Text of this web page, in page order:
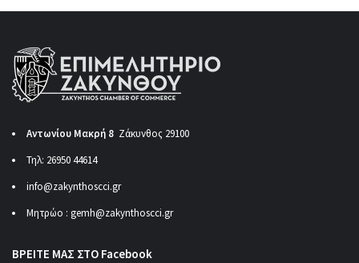
Αντωνίου Μακρή 8 Ζάκυνθος 29100
Τηλ: 26950 44614
info@zakynthoscci.gr
Μητρώο : gemh@zakynthoscci.gr
ΒΡΕΙΤΕ ΜΑΣ ΣΤΟ Facebook